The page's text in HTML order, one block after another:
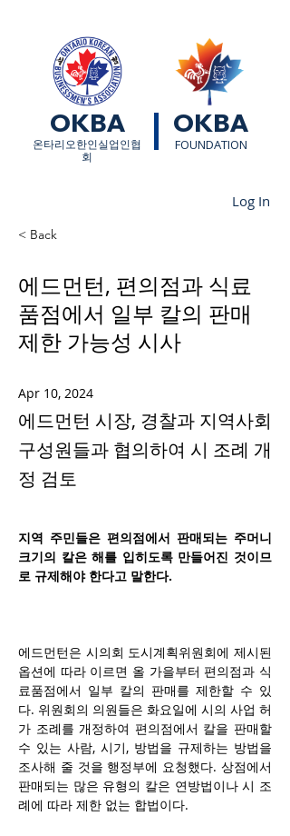
OKBA OKBA
​온타리오한인실업인협
회
FOUNDATION
Log In
< Back
에드먼턴, 편의점과 식료
품점에서 일부 칼의 판매
제한 가능성 시사
Apr 10, 2024
에드먼턴 시장, 경찰과 지역사회
구성원들과 협의하여 시 조례 개
정 검토
지역 주민들은 편의점에서 판매되는 주머니
크기의 칼은 해를 입히도록 만들어진 것이므
로 규제해야 한다고 말한다.
에드먼턴은 시의회 도시계획위원회에 제시된
옵션에 따라 이르면 올 가을부터 편의점과 식
료품점에서 일부 칼의 판매를 제한할 수 있
다. 위원회의 의원들은 화요일에 시의 사업 허
가 조례를 개정하여 편의점에서 칼을 판매할
수 있는 사람, 시기, 방법을 규제하는 방법을
조사해 줄 것을 행정부에 요청했다. 상점에서
판매되는 많은 유형의 칼은 연방법이나 시 조
례에 따라 제한 없는 합법이다.